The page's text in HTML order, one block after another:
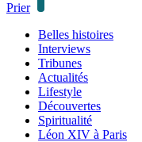
Prier
Belles histoires
Interviews
Tribunes
Actualités
Lifestyle
Découvertes
Spiritualité
Léon XIV à Paris